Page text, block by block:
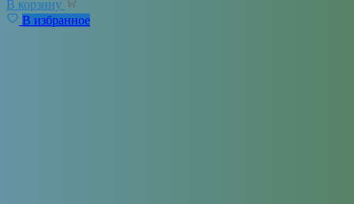
В корзину
В избранное